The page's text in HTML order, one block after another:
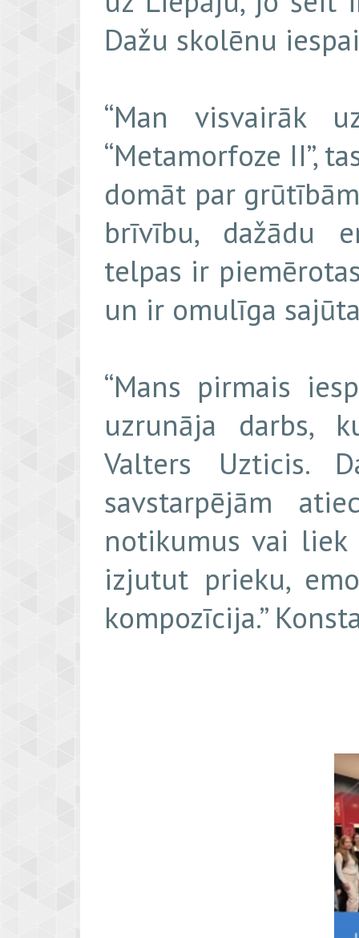
Dažu skolēnu
“Man visvairāk
“Metamorfoze II”,
domāt par
brīvību, dažādu
telpas ir
un ir omulīga
“Mans pirmais
uzrunāja darbs,
Valters Uzticis.
savstarpējām
notikumus vai liek
izjutut prieku,
kompozīcija.”